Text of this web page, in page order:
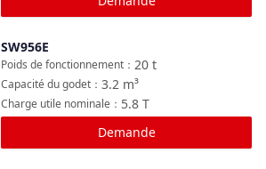
SW956E
20 t
Poids de fonctionnement ：
3.2 m³
Capacité du godet ：
5.8 T
Charge utile nominale ：
Demande